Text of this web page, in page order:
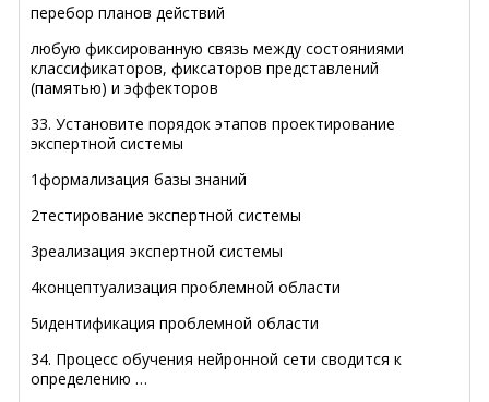
перебор планов действий
любую фиксированную связь между состояниями
классификаторов, фиксаторов представлений
(памятью) и эффекторов
33. Установите порядок этапов проектирование
экспертной системы
1формализация базы знаний
2тестирование экспертной системы
3реализация экспертной системы
4концептуализация проблемной области
5идентификация проблемной области
34. Процесс обучения нейронной сети сводится к
определению …